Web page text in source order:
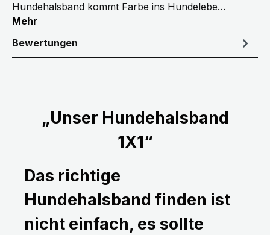
Hundehalsband kommt Farbe ins Hundelebe…
Mehr
Bewertungen
„Unser Hundehalsband
1X1“
Das richtige
Hundehalsband finden ist
nicht einfach, es sollte